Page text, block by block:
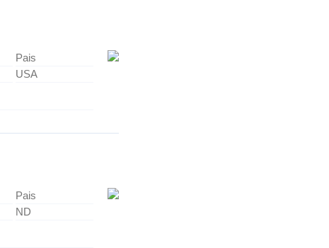
Pais
USA
Pais
ND